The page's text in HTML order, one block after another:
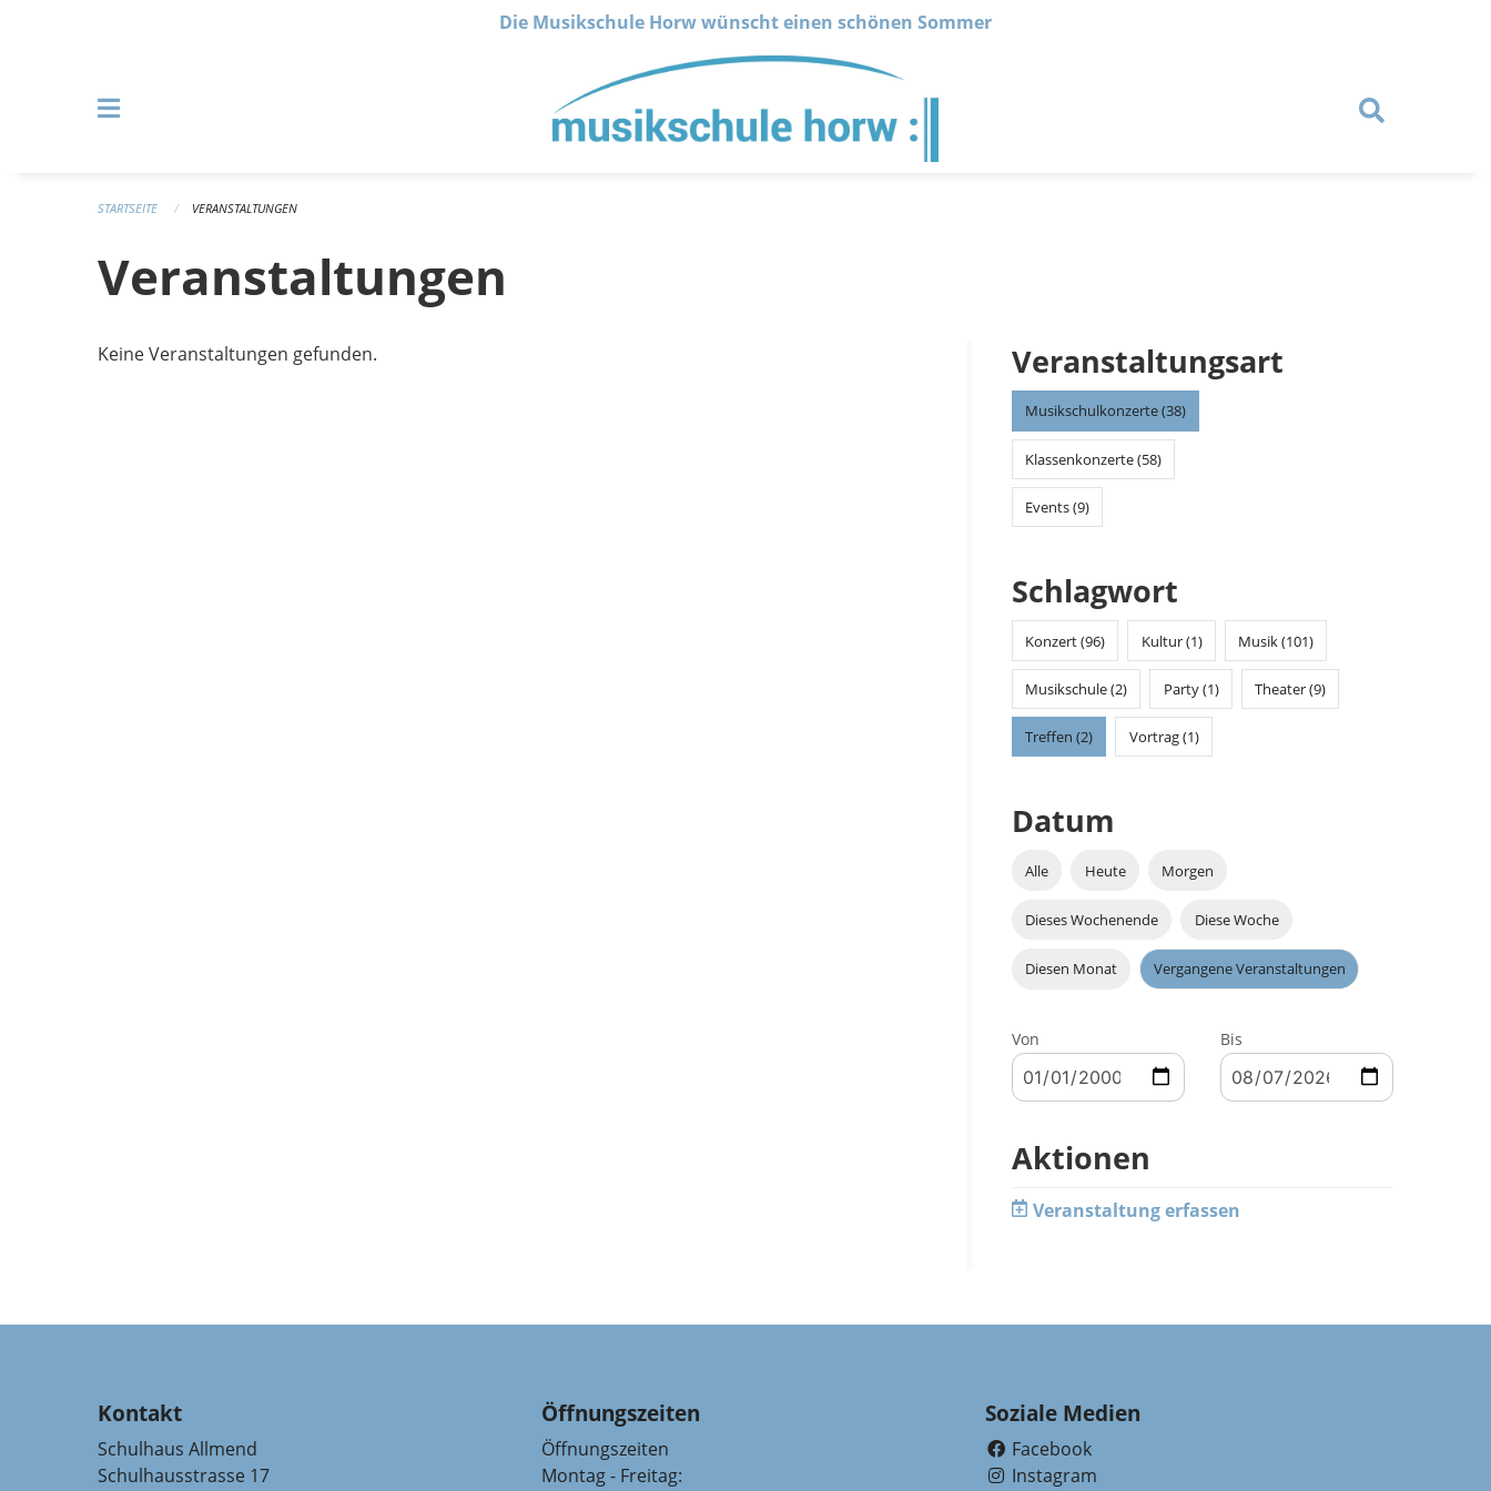
Die Musikschule Horw wünscht einen schönen Sommer
STARTSEITE VERANSTALTUNGEN
Veranstaltungen
Keine Veranstaltungen gefunden. Veranstaltungsart
Musikschulkonzerte (38)
Klassenkonzerte (58)
Events (9)
Schlagwort
Konzert (96) Kultur (1) Musik (101)
Musikschule (2) Party (1) Theater (9)
Treffen (2) Vortrag (1)
Datum
Alle Heute Morgen
Dieses Wochenende Diese Woche
Diesen Monat Vergangene Veranstaltungen
Von Bis
Aktionen
Veranstaltung erfassen
Kontakt
Schulhaus Allmend
Schulhausstrasse 17
Öffnungszeiten
Öffnungszeiten
Montag - Freitag:
Soziale Medien
Facebook
Instagram